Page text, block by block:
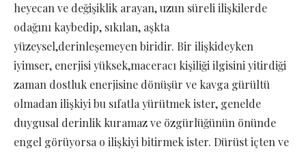
heyecan ve değişiklik arayan, uzun süreli ilişkilerde
odağını kaybedip, sıkılan, aşkta
yüzeysel,derinleşemeyen biridir. Bir ilişkideyken
iyimser, enerjisi yüksek,maceracı kişiliği ilgisini yitirdiği
zaman dostluk enerjisine dönüşür ve kavga gürültü
olmadan ilişkiyi bu sıfatla yürütmek ister, genelde
duygusal derinlik kuramaz ve özgürlüğünün önünde
engel görüyorsa o ilişkiyi bitirmek ister. Dürüst içten ve